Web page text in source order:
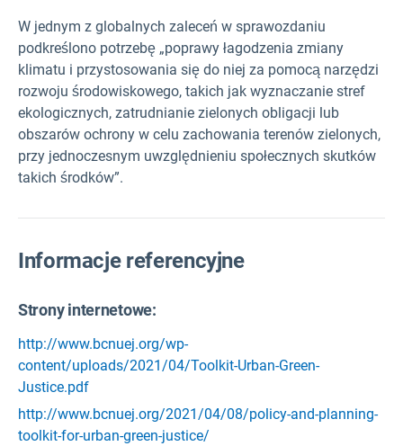
W jednym z globalnych zaleceń w sprawozdaniu
podkreślono potrzebę „poprawy łagodzenia zmiany
klimatu i przystosowania się do niej za pomocą narzędzi
rozwoju środowiskowego, takich jak wyznaczanie stref
ekologicznych, zatrudnianie zielonych obligacji lub
obszarów ochrony w celu zachowania terenów zielonych,
przy jednoczesnym uwzględnieniu społecznych skutków
takich środków”.
Informacje referencyjne
Strony internetowe:
http://www.bcnuej.org/wp-
content/uploads/2021/04/Toolkit-Urban-Green-
Justice.pdf
http://www.bcnuej.org/2021/04/08/policy-and-planning-
toolkit-for-urban-green-justice/